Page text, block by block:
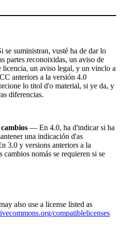
suministran, vusté ha de dar lo
partes reconoixidas, un aviso de
licencia, un aviso legal, y un vinclo a
anteriors a la versión 4.0
lo titol d'o material, si ye da, y
diferencias.
— En 4.0, ha d'indicar si ha
una indicación d'as
3.0 y versions anteriors a la
nomás se requieren si se
also use a license listed as
compatiblelicenses